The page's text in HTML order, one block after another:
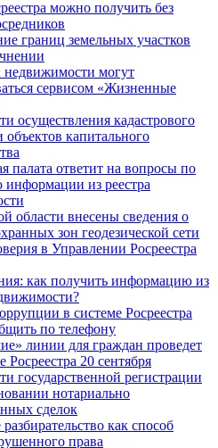
можно получить без
границ земельных участков
недвижимости могут
сервисом «Жизненные
осуществления кадастрового
объектов капитального
палата ответит на вопросы по
из реестра
области внесены сведения о
зон геодезической сети
в Управлении Росреестра
как получить информацию из
в системе Росреестра
по телефону
линии для граждан проведет
Росреестра 20 сентября
государственной регистрации
нотариально
сделок
разбирательство как способ
права